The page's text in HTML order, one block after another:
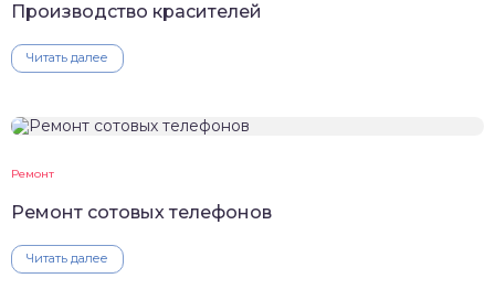
Производство красителей
Читать далее
Ремонт
Ремонт сотовых телефонов
Читать далее